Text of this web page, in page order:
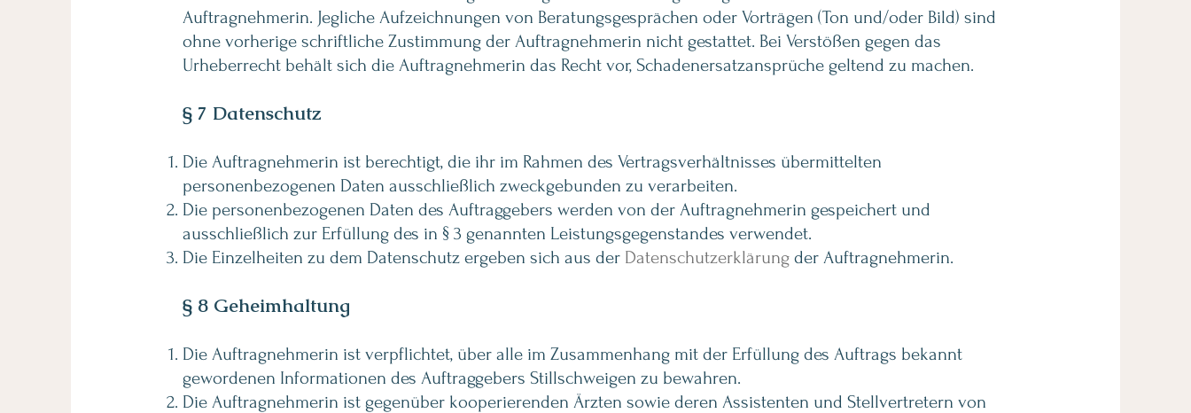
Auftragnehmerin. Jegliche Aufzeichnungen von Beratungsgesprächen oder Vorträgen (Ton und/oder Bild) sind
ohne vorherige schriftliche Zustimmung der Auftragnehmerin nicht gestattet. Bei Verstößen gegen das
Urheberrecht behält sich die Auftragnehmerin das Recht vor, Schadenersatzansprüche geltend zu machen.
§ 7 Datenschutz
Die Auftragnehmerin ist berechtigt, die ihr im Rahmen des Vertragsverhältnisses übermittelten
personenbezogenen Daten ausschließlich zweckgebunden zu verarbeiten.
Die personenbezogenen Daten des Auftraggebers werden von der Auftragnehmerin gespeichert und
ausschließlich zur Erfüllung des in § 3 genannten Leistungsgegenstandes verwendet.
Die Einzelheiten zu dem Datenschutz ergeben sich aus der Datenschutzerklärung der Auftragnehmerin.
§ 8 Geheimhaltung
Die Auftragnehmerin ist verpflichtet, über alle im Zusammenhang mit der Erfüllung des Auftrags bekannt
gewordenen Informationen des Auftraggebers Stillschweigen zu bewahren.
Die Auftragnehmerin ist gegenüber kooperierenden Ärzten sowie deren Assistenten und Stellvertretern von